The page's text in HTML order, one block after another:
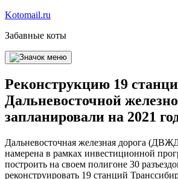
Перейти
содержимому
Kotomail.ru
Забавные коты
Реконструкцию 19
Дальневосточной
запланировали на 2021
Дальневосточная железная дорога
намерена в рамках инвестиционной
построить на своем полигоне 30
реконструировать 19 станций